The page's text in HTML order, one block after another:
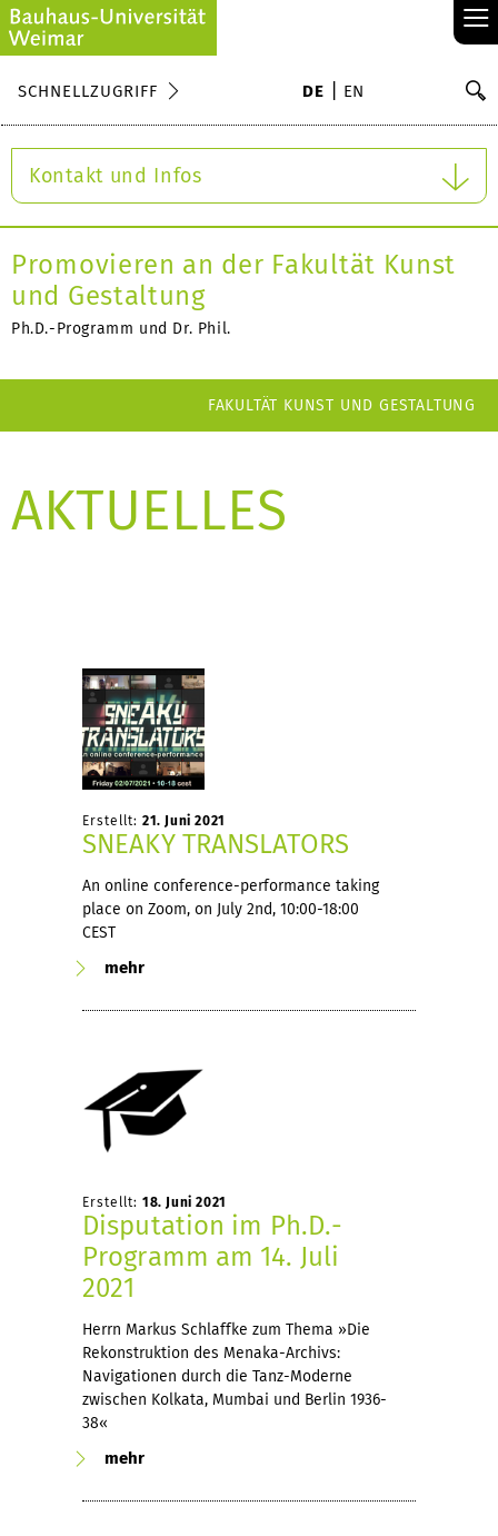
≡
SCHNELLZUGRIFF DE EN
Kontakt und Infos
Promovieren an der Fakultät Kunst
und Gestaltung
Ph.D.-Programm und Dr. Phil.
FAKULTÄT KUNST UND GESTALTUNG
AKTUELLES
Erstellt: 21. Juni 2021
SNEAKY TRANSLATORS
An online conference-performance taking
place on Zoom, on July 2nd, 10:00-18:00
CEST
mehr
Erstellt: 18. Juni 2021
Disputation im Ph.D.-
Programm am 14. Juli
2021
Herrn Markus Schlaffke zum Thema »Die
Rekonstruktion des Menaka-Archivs:
Navigationen durch die Tanz-Moderne
zwischen Kolkata, Mumbai und Berlin 1936-
38«
mehr